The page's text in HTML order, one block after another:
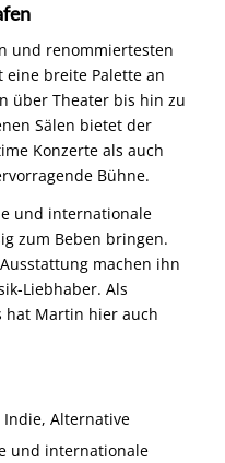
und renommiertesten
breite Palette an
über Theater bis hin zu
Sälen bietet der
Konzerte als auch
Bühne.
und internationale
zum Beben bringen.
machen ihn
Liebhaber. Als
hat Martin hier auch
Indie, Alternative
und internationale